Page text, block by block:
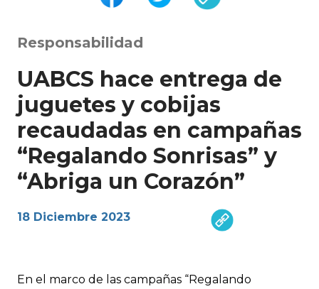
Responsabilidad
UABCS hace entrega de
juguetes y cobijas
recaudadas en campañas
“Regalando Sonrisas” y
“Abriga un Corazón”
18 Diciembre 2023
En el marco de las campañas “Regalando